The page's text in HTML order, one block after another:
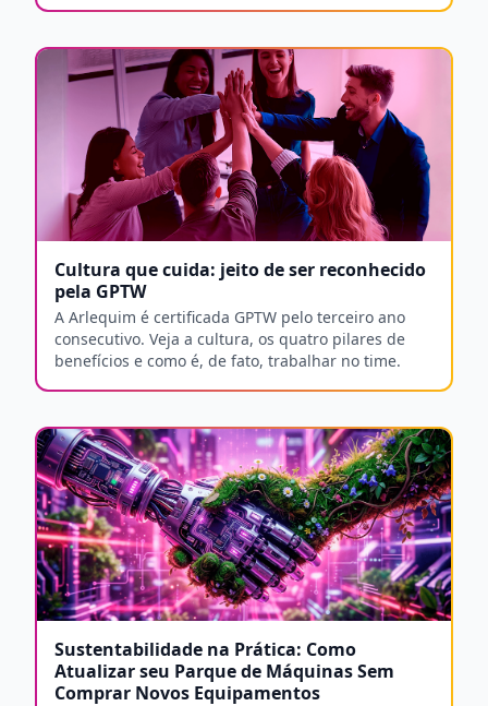
computadores virtuais em nuvem.
Cultura que cuida: jeito de ser reconhecido
pela GPTW
A Arlequim é certificada GPTW pelo terceiro ano
consecutivo. Veja a cultura, os quatro pilares de
benefícios e como é, de fato, trabalhar no time.
Sustentabilidade na Prática: Como
Atualizar seu Parque de Máquinas Sem
Comprar Novos Equipamentos